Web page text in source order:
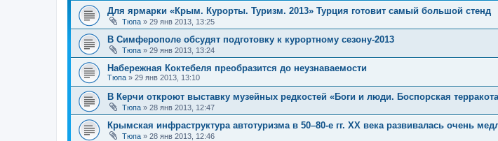
Для ярмарки «Крым. Курорты. Туризм. 2013» Турция готовит самый большой стенд
Тюпа » 29 янв 2013, 13:25
В Симферополе обсудят подготовку к курортному сезону-2013
Тюпа » 29 янв 2013, 13:24
Набережная Коктебеля преобразится до неузнаваемости
Тюпа » 29 янв 2013, 13:10
В Керчи откроют выставку музейных редкостей «Боги и люди. Боспорская
Тюпа » 28 янв 2013, 12:47
Крымская инфраструктура автотуризма в 50–80-е гг. ХХ века развивалась очень
Тюпа » 28 янв 2013, 12:46